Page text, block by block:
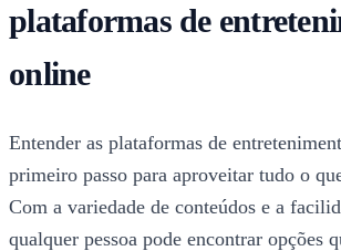
plataformas de
online
Entender as plataformas de
primeiro passo para aproveitar tudo o
Com a variedade de conteúdos e a
qualquer pessoa pode encontrar opções